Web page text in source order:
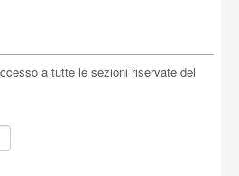
a tutte le sezioni riservate del